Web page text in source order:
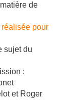
de
réalisée pour
sujet du
:
et Roger